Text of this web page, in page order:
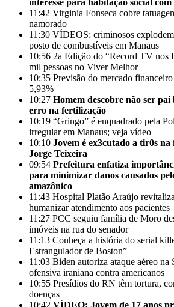
interesse para habitação social
11:42 Virginia Fonseca cobre
namorado
11:30 VÍDEOS: criminosos explodem
posto de combustíveis em Manaus
10:56 2a Edição do “Record TV nos
mil pessoas no Viver Melhor
10:35 Previsão do mercado
5,93%
10:27 Homem descobre não ser pai
erro na fertilização
10:19 “Gringo” é enquadrado pela
irregular em Manaus; veja vídeo
10:10 Jovem é ex3cutado a tir0s na
Jorge Teixeira
09:54 Prefeitura enfatiza
para minimizar danos causados
amazônico
11:43 Hospital Platão Araújo
humanizar atendimento aos pacientes
11:27 PCC seguiu família de Moro
imóveis na rua do senador
11:13 Conheça a história do serial
Estrangulador de Boston”
11:03 Biden autoriza ataque aéreo na
ofensiva iraniana contra americanos
10:55 Presídios do RN têm tortura,
doenças
10:42 VÍDEO: Jovem de 17 anos